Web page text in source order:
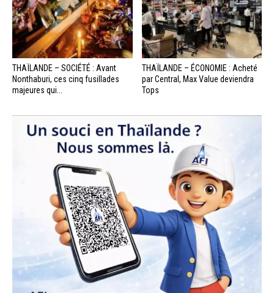
THAÏLANDE – SOCIÉTÉ : Avant
Nonthaburi, ces cinq fusillades
majeures qui...
THAÏLANDE – ÉCONOMIE : Acheté
par Central, Max Value deviendra
Tops